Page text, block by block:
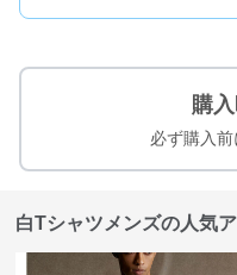
購
必ず購入前
白Tシャツメンズの人気